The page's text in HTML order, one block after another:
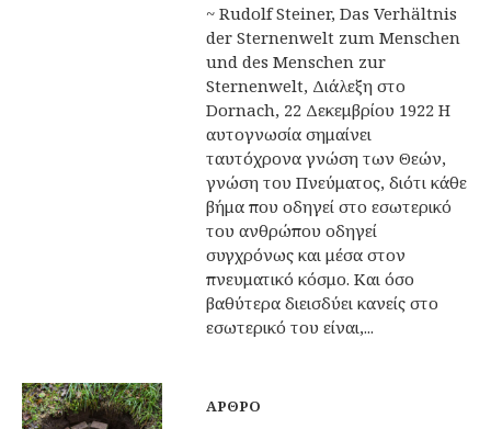
~ Rudolf Steiner, Das Verhältnis
der Sternenwelt zum Menschen
und des Menschen zur
Sternenwelt, Διάλεξη στο
Dornach, 22 Δεκεμβρίου 1922 Η
αυτογνωσία σημαίνει
ταυτόχρονα γνώση των Θεών,
γνώση του Πνεύματος, διότι κάθε
βήμα που οδηγεί στο εσωτερικό
του ανθρώπου οδηγεί
συγχρόνως και μέσα στον
πνευματικό κόσμο. Και όσο
βαθύτερα διεισδύει κανείς στο
εσωτερικό του είναι,...
ΆΡΘΡΟ